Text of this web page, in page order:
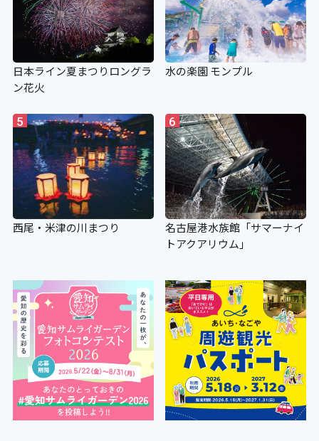
日本ライン夏まつりロングラ
ン花火
水の楽園 モンプル
5
西尾・米津の川まつり
6
名古屋港水族館「サマーナイ
トアクアリウム」